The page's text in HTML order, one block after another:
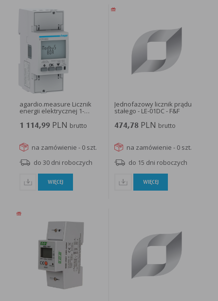
agardio.measure Licznik
energii elektrycznej 1-
fazowy...
1 114,99PLN brutto
na zamówienie - 0 szt.
do 30 dni roboczych
WIĘCEJ
Jednofazowy licznik prądu
stałego - LE-01DC - F&F
474,78 PLN brutto
na zamówienie - 0 szt.
do 15 dni roboczych
WIĘCEJ